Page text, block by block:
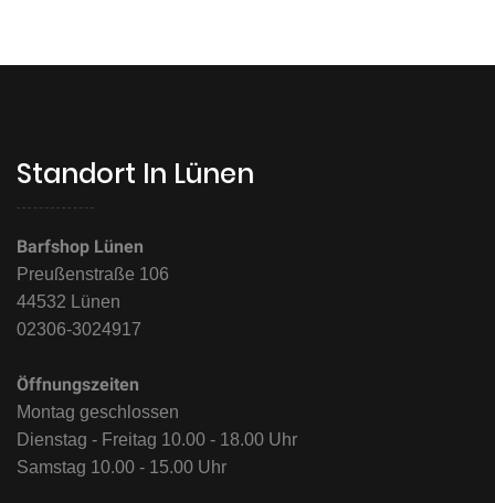
Standort In Lünen
Barfshop Lünen
Preußenstraße 106
44532 Lünen
02306-3024917
Öffnungszeiten
Montag geschlossen
Dienstag - Freitag 10.00 - 18.00 Uhr
Samstag 10.00 - 15.00 Uhr